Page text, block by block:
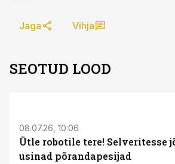
Jaga Vihja
SEOTUD LOOD
08.07.26, 10:06
Ütle robotile tere! Selveritesse
usinad põrandapesijad